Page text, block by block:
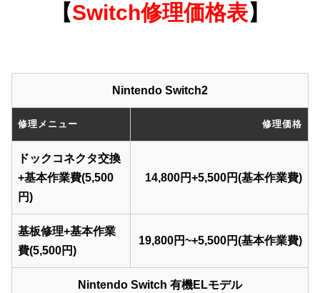
【Switch修理価格表】
Nintendo Switch2
修理メニュー 修理価格
ドックコネクタ交換
+基本作業費(5,500
円)
14,800円+5,500円(基本作業費)
基板修理+基本作業
費(5,500円)
19,800円~+5,500円(基本作業費)
Nintendo Switch 有機ELモデル